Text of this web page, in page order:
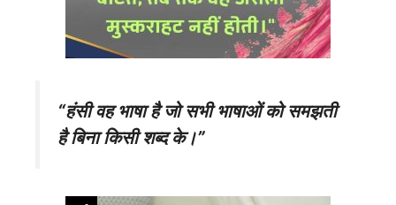
“हंसी वह भाषा है जो सभी भाषाओं को समझती
है बिना किसी शब्द के।”